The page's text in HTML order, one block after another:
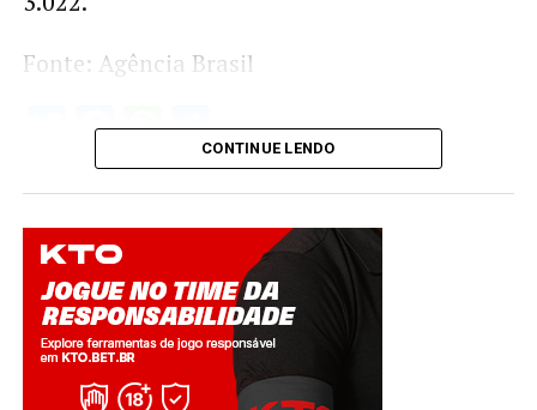
Fonte: Agência Brasil
Twitter
Facebook
WhatsApp
Share
CONTINUE LENDO